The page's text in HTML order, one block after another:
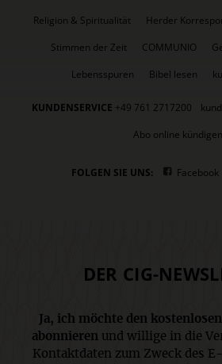
Religion & Spiritualität
Herder
Stimmen der Zeit
COMMUNIO
Lebensspuren
Bibel lesen
KUNDENSERVICE +49 761 2717200
Abo online kündigen
FOLGEN SIE UNS: Facebook
DER CIG-
Ja, ich möchte den
abonnieren und willige in die
Kontaktdaten zum Zweck des